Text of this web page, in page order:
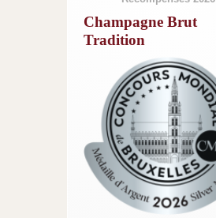
Champagne Brut
Tradition